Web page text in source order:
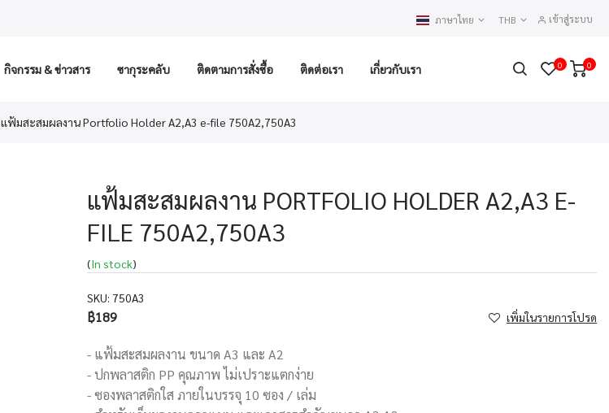
ภาษาไทย THB เข้าสู่ระบบ
กิจกรรม & ข่าวสาร ซากุระคลับ ติดตามการสั่งซื้อ ติดต่อเรา เกี่ยวกับเรา 0 0
แฟ้มสะสมผลงาน Portfolio Holder A2,A3 e-file 750A2,750A3
แฟ้มสะสมผลงาน PORTFOLIO HOLDER A2,A3 E-
FILE 750A2,750A3
(In stock)
SKU: 750A3
฿189 เพิ่มในรายการโปรด
- แฟ้มสะสมผลงาน ขนาด A3 และ A2
- ปกพลาสติก PP คุณภาพ ไม่เปราะแตกง่าย
- ซองพลาสติกใส ภายในบรรจุ 10 ซอง / เล่ม